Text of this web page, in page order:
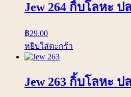
Jew 264 กิ้บโลหะ
฿29.00
หยิบใส่ตะกร้า
Jew 263 กิ้บโลหะ